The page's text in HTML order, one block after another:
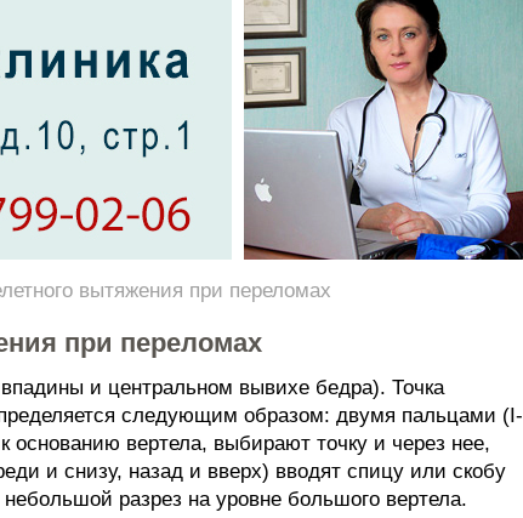
вытяжения при переломах
при переломах
и центральном вывихе бедра). Точка
следующим образом: двумя пальцами (I-
вертела, выбирают точку и через нее,
и снизу, назад и вверх) вводят спицу или скобу
разрез на уровне большого вертела.